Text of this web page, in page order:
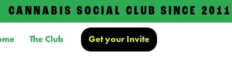
CANNABIS SOCIAL CLUB SINCE 2011
The Club Get your Invite